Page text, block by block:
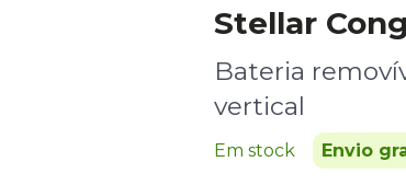
Stellar
Bateria
vertical
Em stock Envio